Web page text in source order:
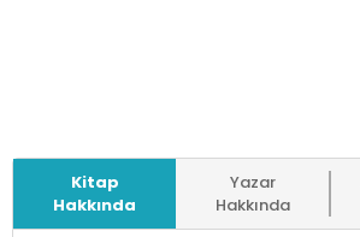
Kitap
Hakkında
Yazar
Hakkında